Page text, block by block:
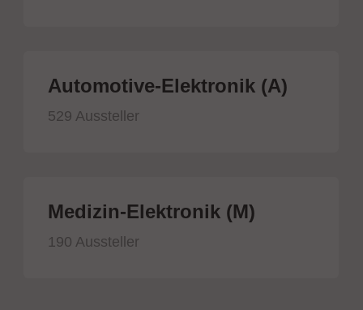
Automotive-Elektronik (A)
529 Aussteller
Medizin-Elektronik (M)
190 Aussteller